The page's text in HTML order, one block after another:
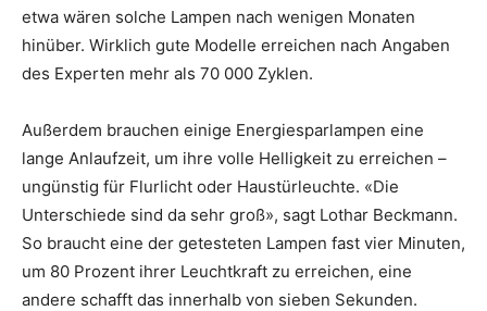
etwa wären solche Lampen nach wenigen Monaten
hinüber. Wirklich gute Modelle erreichen nach Angaben
des Experten mehr als 70 000 Zyklen.
Außerdem brauchen einige Energiesparlampen eine
lange Anlaufzeit, um ihre volle Helligkeit zu erreichen –
ungünstig für Flurlicht oder Haustürleuchte. «Die
Unterschiede sind da sehr groß», sagt Lothar Beckmann.
So braucht eine der getesteten Lampen fast vier Minuten,
um 80 Prozent ihrer Leuchtkraft zu erreichen, eine
andere schafft das innerhalb von sieben Sekunden.